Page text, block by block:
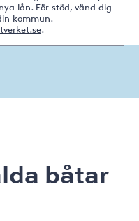
lån. För stöd, vänd dig
kommun.
.
båtar